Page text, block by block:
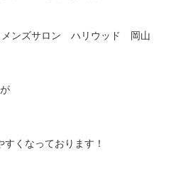
メンズサロン ハリウッド 岡山
すくなっております！